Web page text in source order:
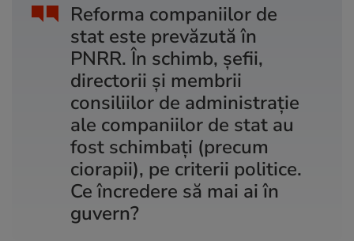
Reforma companiilor de
stat este prevăzută în
PNRR. În schimb, șefii,
directorii și membrii
consiliilor de administrație
ale companiilor de stat au
fost schimbați (precum
ciorapii), pe criterii politice.
Ce încredere să mai ai în
guvern?